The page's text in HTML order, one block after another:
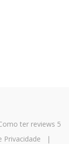
ter reviews 5
Privacidade |